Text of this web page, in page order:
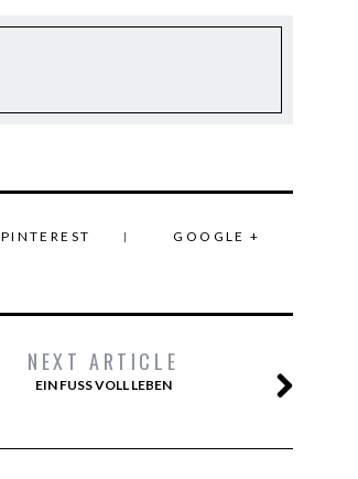
PINTEREST GOOGLE +
NEXT ARTICLE
EIN FUSS VOLL LEBEN